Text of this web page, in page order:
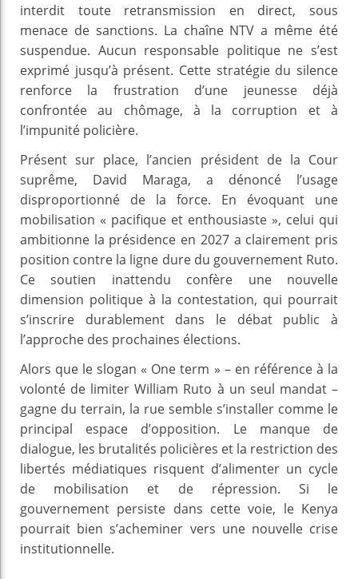
interdit toute retransmission en direct, sous
menace de sanctions. La chaîne NTV a même été
suspendue. Aucun responsable politique ne s’est
exprimé jusqu’à présent. Cette stratégie du silence
renforce la frustration d’une jeunesse déjà
confrontée au chômage, à la corruption et à
l’impunité policière.
Présent sur place, l’ancien président de la Cour
suprême, David Maraga, a dénoncé l’usage
disproportionné de la force. En évoquant une
mobilisation « pacifique et enthousiaste », celui qui
ambitionne la présidence en 2027 a clairement pris
position contre la ligne dure du gouvernement Ruto.
Ce soutien inattendu confère une nouvelle
dimension politique à la contestation, qui pourrait
s’inscrire durablement dans le débat public à
l’approche des prochaines élections.
Alors que le slogan « One term » – en référence à la
volonté de limiter William Ruto à un seul mandat –
gagne du terrain, la rue semble s’installer comme le
principal espace d’opposition. Le manque de
dialogue, les brutalités policières et la restriction des
libertés médiatiques risquent d’alimenter un cycle
de mobilisation et de répression. Si le
gouvernement persiste dans cette voie, le Kenya
pourrait bien s’acheminer vers une nouvelle crise
institutionnelle.